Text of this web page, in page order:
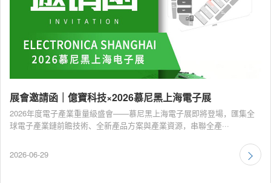
展會邀請函｜億寶科技×2026慕尼黑上海電子展
2026年度電子產業重量級盛會——慕尼黑上海電子展即將登場，匯集全
球電子產業鏈前瞻技術、全新產品方案與產業資源，串聯全產···
2026-06-29